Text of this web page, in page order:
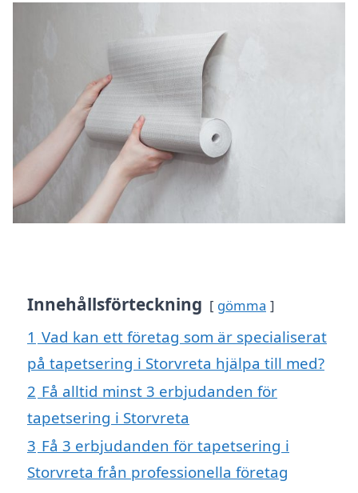
Innehållsförteckning gömma
1 Vad kan ett företag som är specialiserat
på tapetsering i Storvreta hjälpa till med?
2 Få alltid minst 3 erbjudanden för
tapetsering i Storvreta
3 Få 3 erbjudanden för tapetsering i
Storvreta från professionella företag